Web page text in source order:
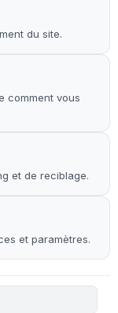
du site.
comment vous
et de reciblage.
et paramètres.